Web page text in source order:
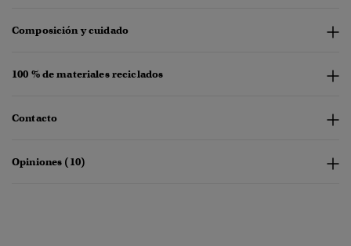
Composición y cuidado
100 % de materiales reciclados
Contacto
Opiniones (10)